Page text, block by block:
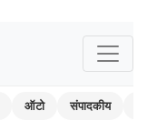
ऑटो संपादकीय